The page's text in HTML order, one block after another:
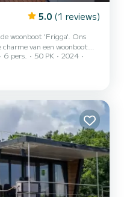
5.0 (1 reviews)
woonboot 'Frigga'. Ons
van een woonboot
design. Met zijn
de eisen van een prachtig
maritieme
en airconditioning
6 pers. 50 PK
2024